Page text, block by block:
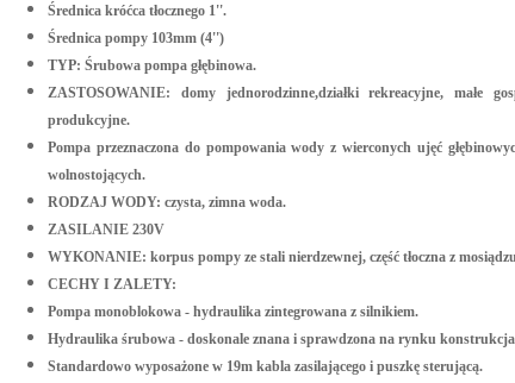
Średnica króćca tłocznego 1''.
Średnica pompy 103mm (4'')
TYP: Śrubowa pompa głębinowa.
ZASTOSOWANIE: domy jednorodzinne,działki rekreacyjne, małe
produkcyjne.
Pompa przeznaczona do pompowania wody z wierconych ujęć
wolnostojących.
RODZAJ WODY: czysta, zimna woda.
ZASILANIE 230V
WYKONANIE: korpus pompy ze stali nierdzewnej, część tłoczna z
CECHY I ZALETY:
Pompa monoblokowa - hydraulika zintegrowana z silnikiem.
Hydraulika śrubowa - doskonale znana i sprawdzona na rynku
Standardowo wyposażone w 19m kabla zasilającego i puszkę sterującą.